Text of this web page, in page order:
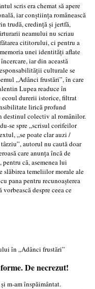
scris era chemat să apere
iar conștiința românească
trudă, credință și jertfă,
neamului nu scriau
cititorului, ci pentru a
unei identități aflate
iar din această
culturale se
„Adânci frustări”, în care
Lupea readuce în
ecoul durerii istorice, filtrat
lirică profund
destinul colectiv al românilor.
se spre „scrisul corifeilor
„se poate clar auzi /
autorul nu caută doar
care anunța încă de
că, asemenea lui
slăbirea temeliilor morale ale
pana pentru recunoașterea
despre ceea ce
în „Adânci frustări”
De necrezut!
m-am înspăimântat.